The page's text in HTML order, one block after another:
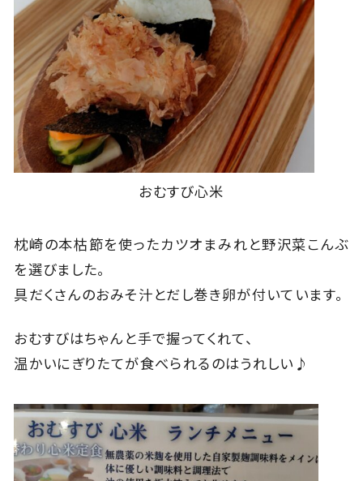
おむすび心米
枕崎の本枯節を使ったカツオまみれと野沢菜こんぶ
を選びました。
具だくさんのおみそ汁とだし巻き卵が付いています。
おむすびはちゃんと手で握ってくれて、
温かいにぎりたてが食べられるのはうれしい♪